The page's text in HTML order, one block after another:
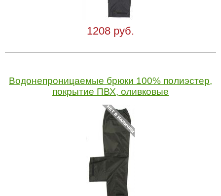
1208 руб.
Водонепроницаемые брюки 100% полиэстер,
покрытие ПВХ, оливковые